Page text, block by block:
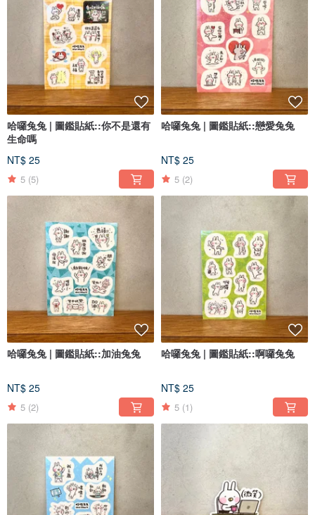
哈囉兔兔 | 圖鑑貼紙::你不是還有
生命嗎
NT$ 25
5 (5)
哈囉兔兔 | 圖鑑貼紙::戀愛兔兔
NT$ 25
5 (2)
哈囉兔兔 | 圖鑑貼紙::加油兔兔
NT$ 25
5 (2)
哈囉兔兔 | 圖鑑貼紙::啊囉兔兔
NT$ 25
5 (1)